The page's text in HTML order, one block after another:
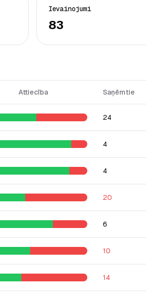
Ievainojumi
83
Attiecība Saņēmtie
24
4
4
20
6
10
14